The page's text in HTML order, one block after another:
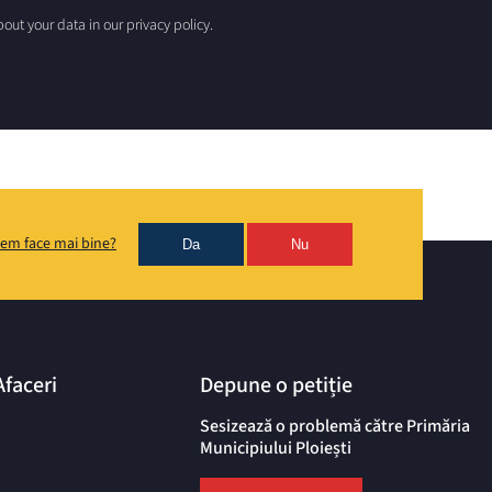
your data in our privacy policy.
face mai bine? Da Nu
Depune o petiție
Sesizează o problemă către Primăria
Municipiului Ploiești